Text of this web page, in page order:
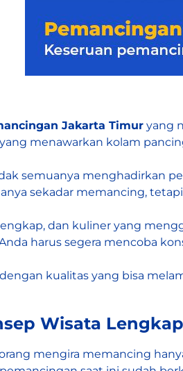
Jakarta Timur yang
menawarkan kolam
semuanya menghadirkan
sekadar memancing,
dan kuliner yang
harus segera mencoba
kualitas yang bisa
Wisata
mengira memancing